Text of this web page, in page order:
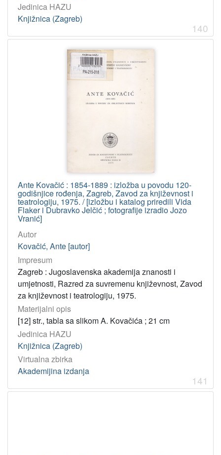
Jedinica HAZU
Knjižnica (Zagreb)
140
Ante Kovačić : 1854-1889 : izložba u povodu 120-
godišnjice rođenja, Zagreb, Zavod za književnost i
teatrologiju, 1975. / [izložbu i katalog priredili Vida
Flaker i Dubravko Jelčić ; fotografije izradio Jozo
Vranić]
Autor
Kovačić, Ante [autor]
Impresum
Zagreb : Jugoslavenska akademija znanosti i
umjetnosti, Razred za suvremenu književnost, Zavod
za književnost i teatrologiju, 1975.
Materijalni opis
[12] str., tabla sa slikom A. Kovačića ; 21 cm
Jedinica HAZU
Knjižnica (Zagreb)
Virtualna zbirka
Akademijina izdanja
141